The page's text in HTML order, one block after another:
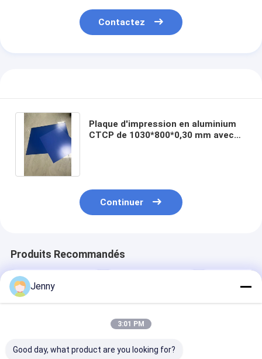
Contactez
Plaque d'impression en aluminium
CTCP de 1030*800*0,30 mm avec
Continuer
Produits Recommandés
Jenny
3:01 PM
Good day, what product are you looking for?